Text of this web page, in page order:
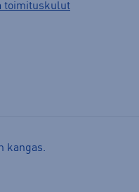
toimituskulut
kangas.